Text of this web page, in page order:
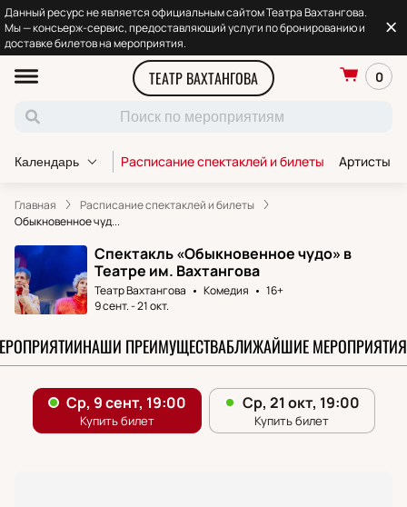
Данный ресурс не является официальным сайтом Театра Вахтангова.
Мы — консьерж-сервис, предоставляющий услуги по бронированию и
доставке билетов на мероприятия.
ТЕАТР ВАХТАНГОВА 0
Календарь Расписание спектаклей и билеты Артисты
Главная
Расписание спектаклей и билеты
Обыкновенное чуд...
Спектакль «Обыкновенное чудо» в
Театре им. Вахтангова
Театр Вахтангова Комедия
16+
9 сент.-21 окт.
НАШИ ПРЕИМУЩЕСТВАБЛИЖАЙШИЕ МЕРОПРИЯТИЯ